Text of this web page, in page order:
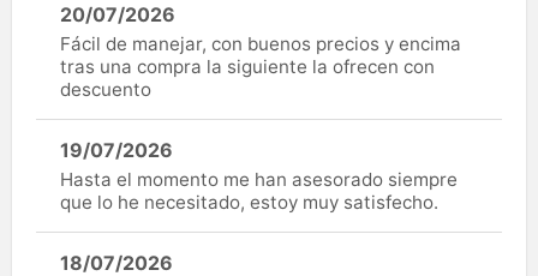
20/07/2026
Fácil de manejar, con buenos precios y encima
tras una compra la siguiente la ofrecen con
descuento
19/07/2026
Hasta el momento me han asesorado siempre
que lo he necesitado, estoy muy satisfecho.
18/07/2026